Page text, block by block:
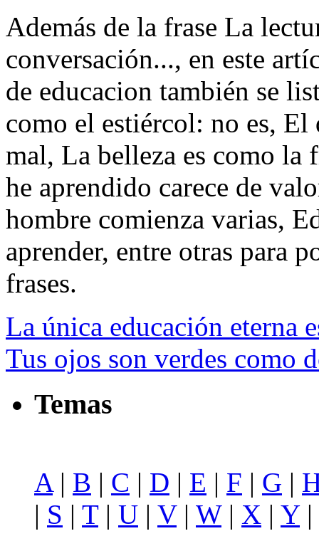
Además de la frase La
conversación..., en este
de educacion también se
como el estiércol: no es,
mal, La belleza es como
he aprendido carece de
hombre comienza varias,
aprender, entre otras para
frases.
La única educación eterna
Tus ojos son verdes como
Temas
A| B | C | D | E | F | G |
| S | T| U | V| W| X | Y|